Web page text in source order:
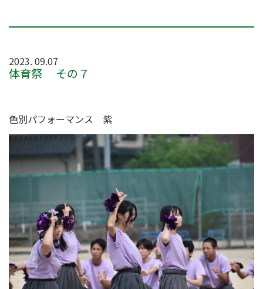
2023. 09.07
体育祭 その７
色別パフォーマンス 紫